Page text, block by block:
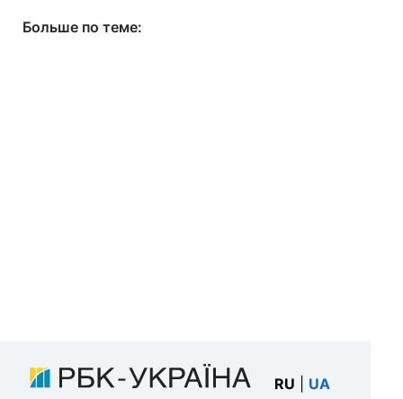
Больше по теме:
RU UA